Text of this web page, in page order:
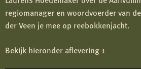
regiomanager en woordvoerder van
der Veen je mee op reebokkenjacht.
Bekijk hieronder aflevering 1